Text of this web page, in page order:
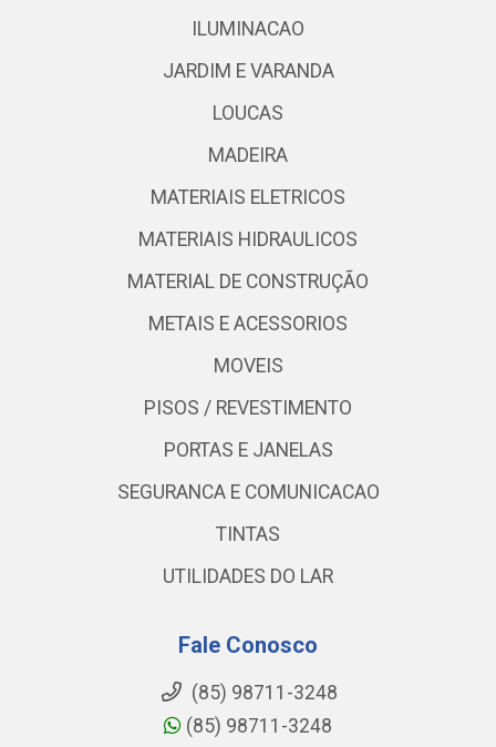
ILUMINACAO
JARDIM E VARANDA
LOUCAS
MADEIRA
MATERIAIS ELETRICOS
MATERIAIS HIDRAULICOS
MATERIAL DE CONSTRUÇÃO
METAIS E ACESSORIOS
MOVEIS
PISOS / REVESTIMENTO
PORTAS E JANELAS
SEGURANCA E COMUNICACAO
TINTAS
UTILIDADES DO LAR
Fale Conosco
(85) 98711-3248
(85) 98711-3248